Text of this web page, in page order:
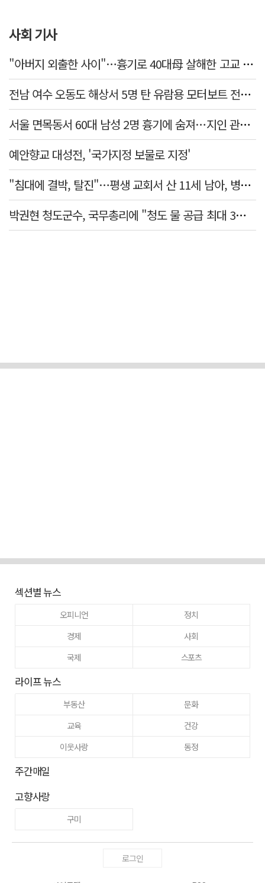
사회 기사
"아버지 외출한 사이"…흉기로 40대母 살해한 고교 자퇴생, 구속 기로에
전남 여수 오동도 해상서 5명 탄 유람용 모터보트 전복…2명 숨져
서울 면목동서 60대 남성 2명 흉기에 숨져…지인 관계로 추정
예안향교 대성전, '국가지정 보물로 지정'
"침대에 결박, 탈진"…평생 교회서 산 11세 남아, 병원 이송 끝 숨져
박권현 청도군수, 국무총리에 "청도 물 공급 최대 3만t 늘려달라"
섹션별 뉴스
오피니언
정치
경제
사회
국제
스포츠
라이프 뉴스
부동산
문화
교육
건강
이웃사랑
동정
주간매일
고향사랑
구미
로그인